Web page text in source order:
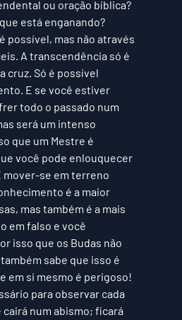
ou oração bíblica?
está enganando?
possível, mas não através
A transcendência só é
cruz. Só é possível
E se você estiver
todo o passado num
será um intenso
que um Mestre é
você pode enlouquecer
mover-se em terreno
é a maior
mas também é a mais
em falso e você
isso que os Budas não
sabe que isso é
em si mesmo é perigoso!
para observar cada
cairá num abismo; ficará